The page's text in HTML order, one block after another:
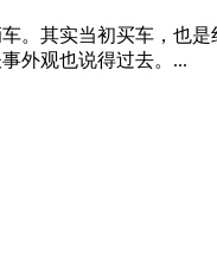
啥的不重要，主要还